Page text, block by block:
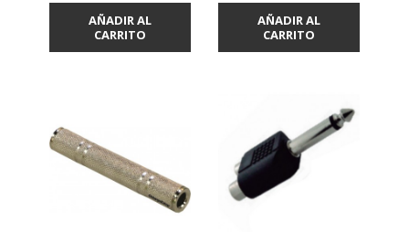
AÑADIR AL
CARRITO
AÑADIR AL
CARRITO